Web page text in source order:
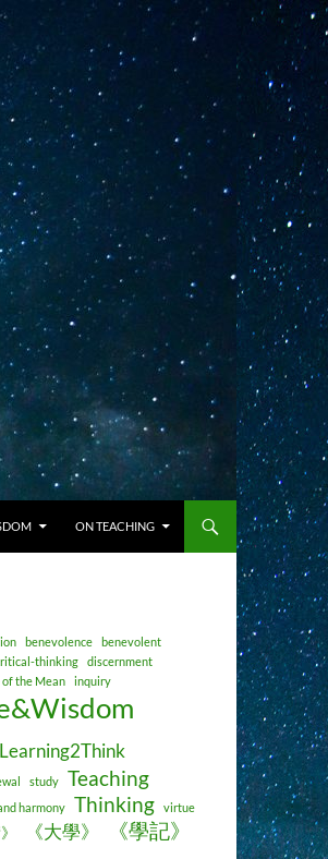
ON TEACHING
benevolence
benevolent
thinking
discernment
the Mean inquiry
Learning2Think
study Teaching
harmony Thinking
virtue
《大學》 《學記》